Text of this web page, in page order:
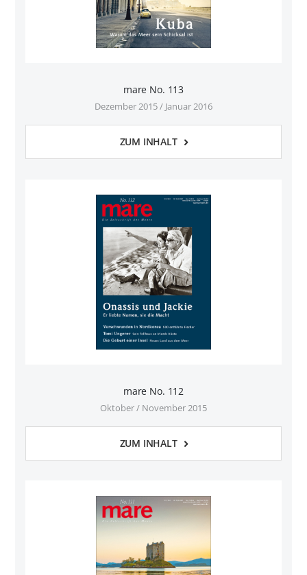
mare No. 113
Dezember 2015 / Januar 2016
ZUM INHALT
mare No. 112
Oktober / November 2015
ZUM INHALT